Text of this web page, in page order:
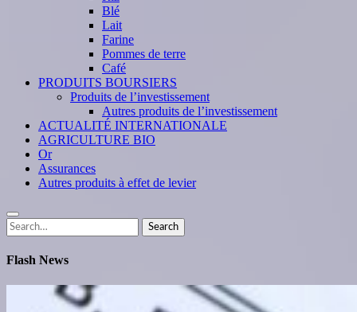
Blé
Lait
Farine
Pommes de terre
Café
PRODUITS BOURSIERS
Produits de l’investissement
Autres produits de l’investissement
ACTUALITÉ INTERNATIONALE
AGRICULTURE BIO
Or
Assurances
Autres produits à effet de levier
Search
for:
Search
Flash News